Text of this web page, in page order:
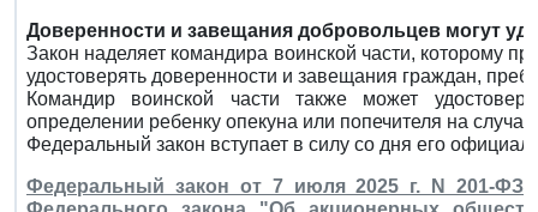
Доверенности и завещания добровольцев могут
Закон наделяет командира воинской части, которому
удостоверять доверенности и завещания граждан,
Командир воинской части также может
определении ребенку опекуна или попечителя на
Федеральный закон вступает в силу со дня его
Федеральный закон от 7 июля 2025 г. N 201-